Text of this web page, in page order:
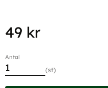
49 kr
Antal
st